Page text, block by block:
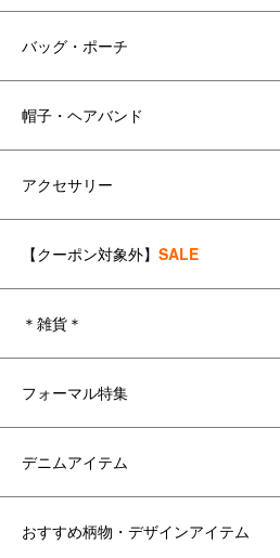
バッグ・ポーチ
帽子・ヘアバンド
アクセサリー
【クーポン対象外】 SALE
＊雑貨＊
フォーマル特集
デニムアイテム
おすすめ柄物・デザインアイテム